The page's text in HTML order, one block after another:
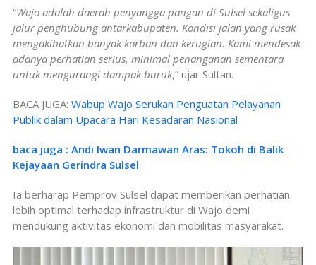
“Wajo adalah daerah penyangga pangan di Sulsel sekaligus
jalur penghubung antarkabupaten. Kondisi jalan yang rusak
mengakibatkan banyak korban dan kerugian. Kami mendesak
adanya perhatian serius, minimal penanganan sementara
untuk mengurangi dampak buruk,” ujar Sultan.
BACA JUGA: Wabup Wajo Serukan Penguatan Pelayanan
Publik dalam Upacara Hari Kesadaran Nasional
baca juga : Andi Iwan Darmawan Aras: Tokoh di Balik
Kejayaan Gerindra Sulsel
Ia berharap Pemprov Sulsel dapat memberikan perhatian
lebih optimal terhadap infrastruktur di Wajo demi
mendukung aktivitas ekonomi dan mobilitas masyarakat.